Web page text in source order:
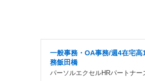
一般事務・OA事務/週4在宅
務飯田橋
パーソルエクセルHRパートナー